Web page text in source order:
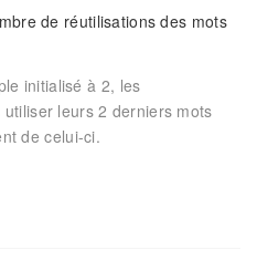
de réutilisations des mots
initialisé à 2, les
leurs 2 derniers mots
de celui-ci.